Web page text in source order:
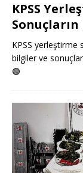
KPSS
KPSS yerleştirme
bilgiler ve
🟢